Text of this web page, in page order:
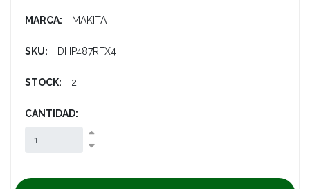
MARCA: MAKITA
SKU: DHP487RFX4
STOCK: 2
CANTIDAD: